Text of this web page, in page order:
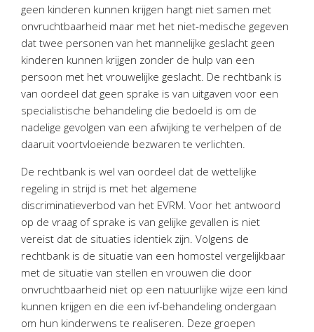
BaseCone – Facturen
Visionplanner – Rapportage
Klantenportaal – Online dossiers
Online Salaris – Salarissen
Nextens-Accorderen aangiften
geen kinderen kunnen krijgen hangt niet samen met
onvruchtbaarheid maar met het niet-medische gegeven
dat twee personen van het mannelijke geslacht geen
kinderen kunnen krijgen zonder de hulp van een
persoon met het vrouwelijke geslacht. De rechtbank is
van oordeel dat geen sprake is van uitgaven voor een
specialistische behandeling die bedoeld is om de
nadelige gevolgen van een afwijking te verhelpen of de
daaruit voortvloeiende bezwaren te verlichten.
De rechtbank is wel van oordeel dat de wettelijke
regeling in strijd is met het algemene
discriminatieverbod van het EVRM. Voor het antwoord
op de vraag of sprake is van gelijke gevallen is niet
vereist dat de situaties identiek zijn. Volgens de
rechtbank is de situatie van een homostel vergelijkbaar
met de situatie van stellen en vrouwen die door
onvruchtbaarheid niet op een natuurlijke wijze een kind
kunnen krijgen en die een ivf-behandeling ondergaan
om hun kinderwens te realiseren. Deze groepen